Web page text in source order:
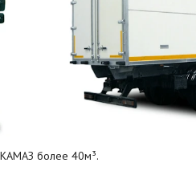
более 40м³.